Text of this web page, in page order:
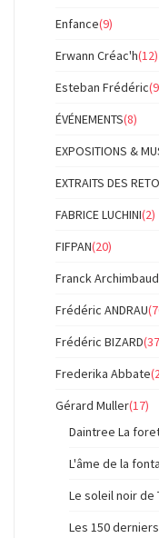
Enfance(9)
Erwann Créac'h(12)
Esteban Frédéric
ÉVÉNEMENTS(8)
EXPOSITIONS &
EXTRAITS DES
FABRICE LUCHINI(2)
FIFPAN(20)
Franck Archimbaud
Frédéric ANDRAU
Frédéric BIZARD
Frederika Abbate
Gérard Muller(17)
Daintree La
L'âme de la
Le soleil noir de
Les 150